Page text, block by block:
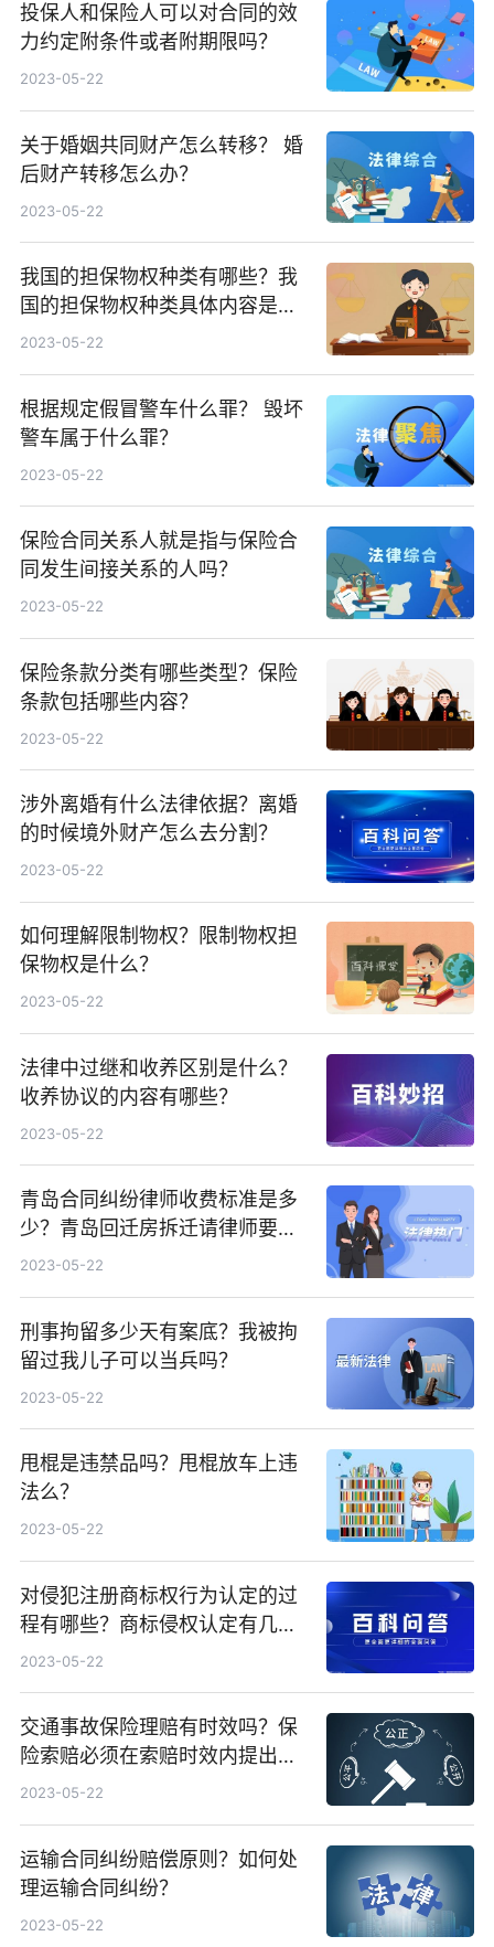
投保人和保险人可以对合同的效
力约定附条件或者附期限吗？
2023-05-22
关于婚姻共同财产怎么转移？ 婚
后财产转移怎么办？
2023-05-22
我国的担保物权种类有哪些？我
国的担保物权种类具体内容是什
么？
2023-05-22
根据规定假冒警车什么罪？ 毁坏
警车属于什么罪？
2023-05-22
保险合同关系人就是指与保险合
同发生间接关系的人吗？
2023-05-22
保险条款分类有哪些类型？保险
条款包括哪些内容？
2023-05-22
涉外离婚有什么法律依据？离婚
的时候境外财产怎么去分割？
2023-05-22
如何理解限制物权？限制物权担
保物权是什么？
2023-05-22
法律中过继和收养区别是什么？
收养协议的内容有哪些？
2023-05-22
青岛合同纠纷律师收费标准是多
少？青岛回迁房拆迁请律师要多
少钱？
2023-05-22
刑事拘留多少天有案底？我被拘
留过我儿子可以当兵吗？
2023-05-22
甩棍是违禁品吗？甩棍放车上违
法么？
2023-05-22
对侵犯注册商标权行为认定的过
程有哪些？商标侵权认定有几个
步骤？
2023-05-22
交通事故保险理赔有时效吗？保
险索赔必须在索赔时效内提出
吗？
2023-05-22
运输合同纠纷赔偿原则？如何处
理运输合同纠纷？
2023-05-22